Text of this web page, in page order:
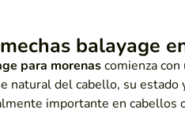
balayage
para morenascomienza con
natural del cabello, su
importante en cabellos